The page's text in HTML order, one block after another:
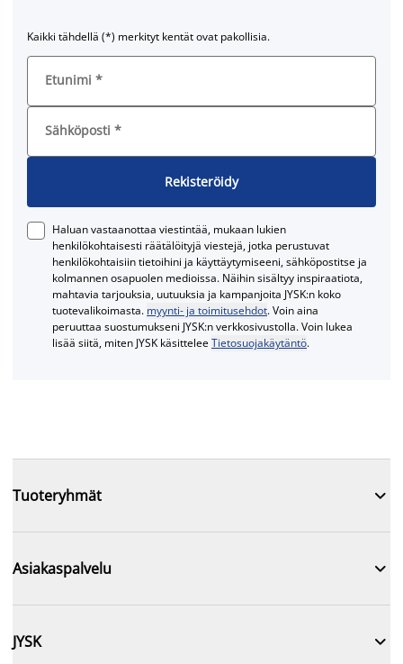
Kaikki tähdellä (*) merkityt kentät ovat pakollisia.
Etunimi *
Sähköposti *
Rekisteröidy
Haluan vastaanottaa viestintää, mukaan lukien
henkilökohtaisesti räätälöityjä viestejä, jotka perustuvat
henkilökohtaisiin tietoihini ja käyttäytymiseeni, sähköpostitse ja
kolmannen osapuolen medioissa. Näihin sisältyy inspiraatiota,
mahtavia tarjouksia, uutuuksia ja kampanjoita JYSK:n koko
tuotevalikoimasta. myynti- ja toimitusehdot. Voin aina
peruuttaa suostumukseni JYSK:n verkkosivustolla. Voin lukea
lisää siitä, miten JYSK käsitteleeTietosuojakäytäntö.
Tuoteryhmät 
Asiakaspalvelu 
JYSK 